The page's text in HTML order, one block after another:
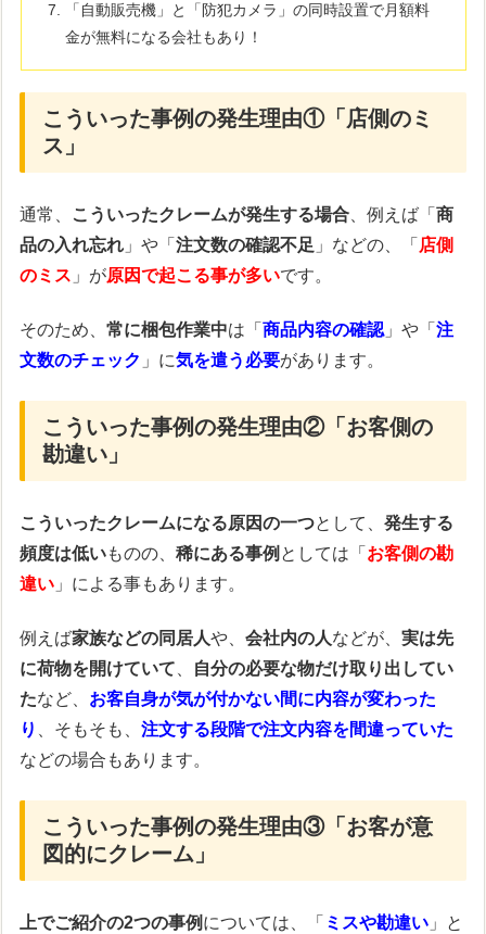
「自動販売機」と「防犯カメラ」の同時設置で月額料
金が無料になる会社もあり！
こういった事例の発生理由①「店側のミ
ス」
通常、 こういったクレームが発生する場合 、例えば「商
品の入れ忘れ 」や「注文数の確認不足 」などの、「 店側
のミス 」が原因で起こる事が多いです。
そのため、常に梱包作業中は「 商品内容の確認」や「注
文数のチェック 」に気を遣う必要があります。
こういった事例の発生理由②「お客側の
勘違い」
こういったクレームになる原因の一つとして、発生する
頻度は低いものの、稀にある事例 としては「 お客側の勘
違い 」による事もあります。
例えば家族などの同居人や、会社内の人などが、実は先
に荷物を開けていて、
自分の必要な物だけ取り出してい
たなど、 お客自身が気が付かない間に内容が変わった
り 、そもそも、注文する段階で注文内容を間違っていた
などの場合もあります。
こういった事例の発生理由③「お客が意
図的にクレーム」
上でご紹介の2つの事例 については、「 ミスや勘違い 」と